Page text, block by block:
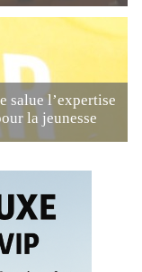
salue l’expertise
la jeunesse